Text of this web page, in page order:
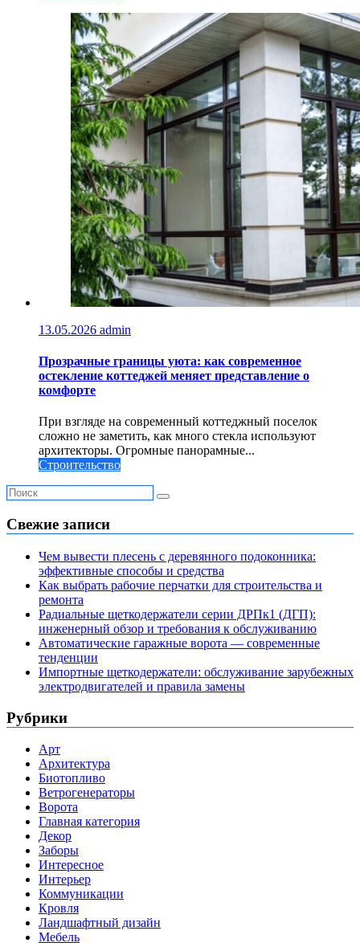
13.05.2026 admin
Прозрачные границы уюта: как современное
остекление коттеджей меняет представление о
комфорте
При взгляде на современный коттеджный поселок
сложно не заметить, как много стекла используют
архитекторы. Огромные панорамные...
Строительство
Свежие записи
Чем вывести плесень с деревянного подоконника:
эффективные способы и средства
Как выбрать рабочие перчатки для строительства и
ремонта
Радиальные щеткодержатели серии ДРПк1 (ДГП):
инженерный обзор и требования к обслуживанию
Автоматические гаражные ворота — современные
тенденции
Импортные щеткодержатели: обслуживание зарубежных
электродвигателей и правила замены
Рубрики
Арт
Архитектура
Биотопливо
Ветрогенераторы
Ворота
Главная категория
Декор
Заборы
Интересное
Интерьер
Коммуникации
Кровля
Ландшафтный дизайн
Мебель